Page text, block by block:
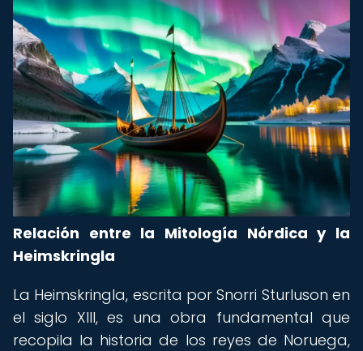
Relación entre la Mitología Nórdica y la
Heimskringla
La Heimskringla, escrita por Snorri Sturluson en
el siglo XIII, es una obra fundamental que
recopila la historia de los reyes de Noruega,